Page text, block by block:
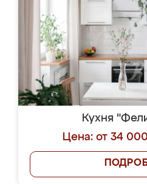
Кухня
Цена: от 34